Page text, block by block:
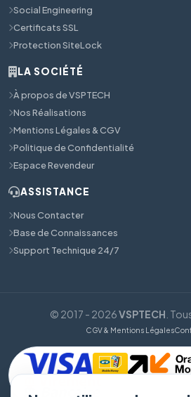
Social Engineering
Certificats SSL
Protection SiteLock
LA SOCIÉTÉ
À propos de VSPTECH
Nos Réalisations
Mentions Légales & CGV
Politique de Confidentialité
Espace Revendeur
ASSISTANCE
Nous Contacter
Base de Connaissances
Support Technique 24/7
© 2017 - 2026VSPTECH .
CGV & Mentions Légales